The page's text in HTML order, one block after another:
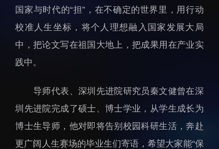
教育概况
招生信息
学位培养
先进榜YOUNG
体育与健康
国家与时代的“担”，在不确定的世界里，用行动
校准人生坐标，将个人理想融入国家发展大局
中，把论文写在祖国大地上，把成果用在产业实
践中。
导师代表、深圳先进院研究员秦文健曾在深
圳先进院完成了硕士、博士学业，从学生成长为
博士生导师，他对即将告别校园科研生活，奔赴
更广阔人生赛场的毕业生们寄语，希望大家能“保